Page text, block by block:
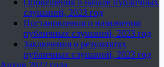
Оповещения о начале публичных
слушаний, 2023 год
Постановления о назначении
публичных слушаний, 2023 год
Заключения о результатах
публичных слушаний, 2023 год
Архив 2022 года